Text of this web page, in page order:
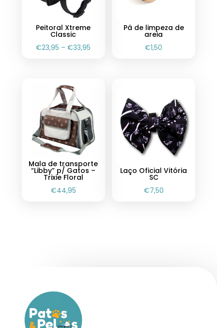
Peitoral Xtreme
Classic
€23,95 –€33,95
Pá de limpeza de
areia
€1,50
Mala de transporte
“Libby” p/ Gatos –
Trixie Floral
€44,95
Laço Oficial Vitória
SC
€7,50